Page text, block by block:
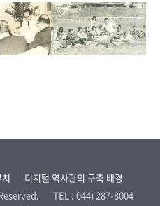
디지털 역사관의 구축 배경
TEL : 044) 287-8004